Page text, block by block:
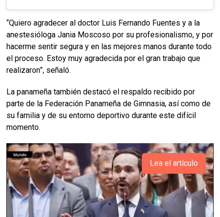
“Quiero agradecer al doctor Luis Fernando Fuentes y a la
anestesióloga Jania Moscoso por su profesionalismo, y por
hacerme sentir segura y en las mejores manos durante todo
el proceso. Estoy muy agradecida por el gran trabajo que
realizaron”, señaló.
La panameña también destacó el respaldo recibido por
parte de la Federación Panameña de Gimnasia, así como de
su familia y de su entorno deportivo durante este difícil
momento.
Lea el artículo